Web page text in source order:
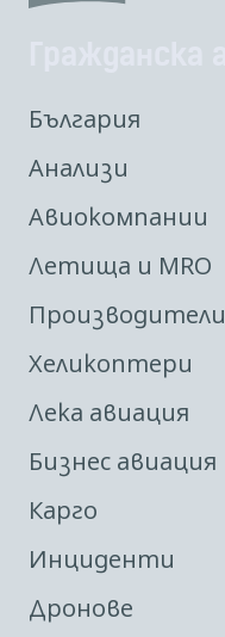
България
Анализи
Авиокомпании
Летища и MRO
Производители
Хеликоптери
Лека авиация
Бизнес авиация
Карго
Инциденти
Дронове